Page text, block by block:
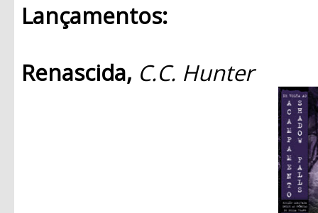
Lançamentos:
Renascida, C.C. Hunter